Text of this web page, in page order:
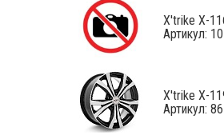
X'trike X-
Артикул:
X'trike X-
Артикул: